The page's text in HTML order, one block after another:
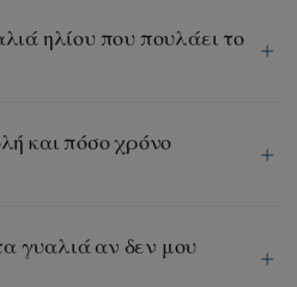
ηλίου που πουλάει το
και πόσο χρόνο
γυαλιά αν δεν μου